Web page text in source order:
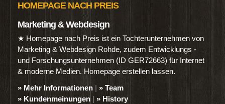
HOMEPAGE NACH PREIS
Marketing & Webdesign
★ Homepage nach Preis ist ein Tochterunternehmen von
Marketing & Webdesign Rohde, zudem Entwicklungs -
und Forschungsunternehmen (ID GER72663) für Internet
& moderne Medien. Homepage erstellen lassen.
» Mehr Informationen | » Team
» Kundenmeinungen | » History